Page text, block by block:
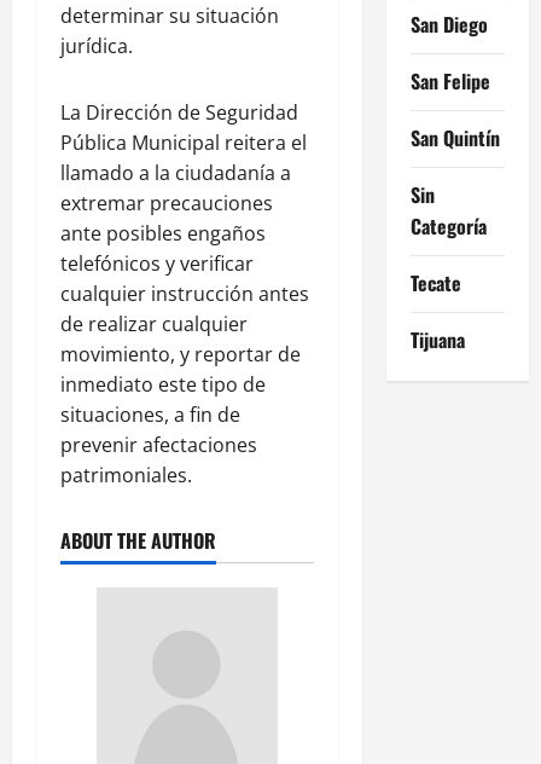
determinar su situación
jurídica.
La Dirección de Seguridad
Pública Municipal reitera el
llamado a la ciudadanía a
extremar precauciones
ante posibles engaños
telefónicos y verificar
cualquier instrucción antes
de realizar cualquier
movimiento, y reportar de
inmediato este tipo de
situaciones, a fin de
prevenir afectaciones
patrimoniales.
ABOUT THE AUTHOR
San Diego
San Felipe
San Quintín
Sin
Categoría
Tecate
Tijuana